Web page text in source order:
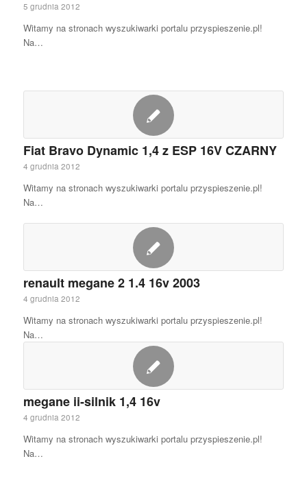
5 grudnia 2012
Witamy na stronach wyszukiwarki portalu przyspieszenie.pl!
Na…
Fiat Bravo Dynamic 1,4 z ESP 16V CZARNY
4 grudnia 2012
Witamy na stronach wyszukiwarki portalu przyspieszenie.pl!
Na…
renault megane 2 1.4 16v 2003
4 grudnia 2012
Witamy na stronach wyszukiwarki portalu przyspieszenie.pl!
Na…
megane ii-silnik 1,4 16v
4 grudnia 2012
Witamy na stronach wyszukiwarki portalu przyspieszenie.pl!
Na…